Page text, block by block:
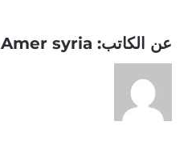
عن الكاتب: Amer syria